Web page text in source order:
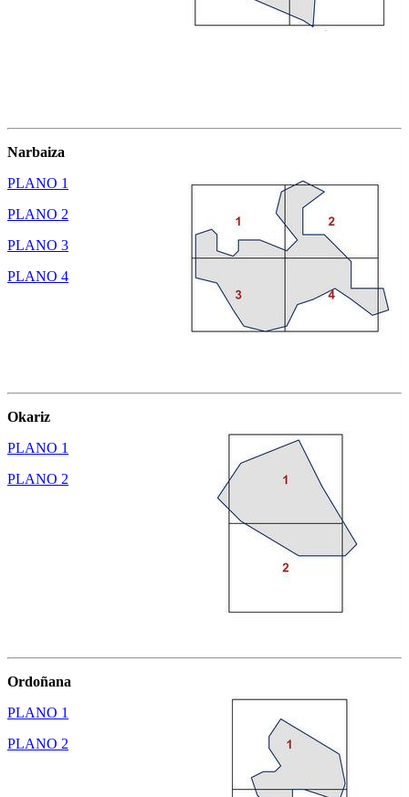
Narbaiza
PLANO 1
PLANO 2
PLANO 3
PLANO 4
Okariz
PLANO 1
PLANO 2
Ordoñana
PLANO 1
PLANO 2